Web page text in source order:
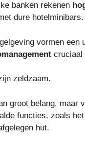
banken rekenen
dure hotelminibars.
vormen een
cruciaal
zeldzaam.
groot belang, maar
functies, zoals
hut.